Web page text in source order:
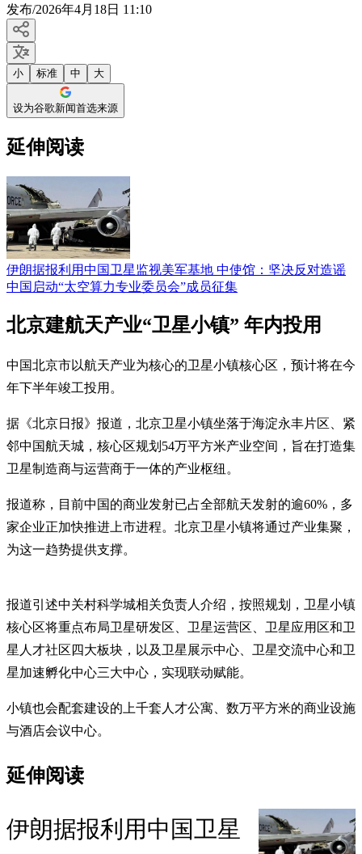
发布/2026年4月18日 11:10
小 标准 中 大
设为谷歌新闻首选来源
延伸阅读
伊朗据报利用中国卫星监视美军基地 中使馆：坚决反对造谣
中国启动“太空算力专业委员会”成员征集
北京建航天产业“卫星小镇” 年内投用
中国北京市以航天产业为核心的卫星小镇核心区，预计将在今
年下半年竣工投用。
据《北京日报》报道，北京卫星小镇坐落于海淀永丰片区、紧
邻中国航天城，核心区规划54万平方米产业空间，旨在打造集
卫星制造商与运营商于一体的产业枢纽。
报道称，目前中国的商业发射已占全部航天发射的逾60%，多
家企业正加快推进上市进程。北京卫星小镇将通过产业集聚，
为这一趋势提供支撑。
报道引述中关村科学城相关负责人介绍，按照规划，卫星小镇
核心区将重点布局卫星研发区、卫星运营区、卫星应用区和卫
星人才社区四大板块，以及卫星展示中心、卫星交流中心和卫
星加速孵化中心三大中心，实现联动赋能。
小镇也会配套建设的上千套人才公寓、数万平方米的商业设施
与酒店会议中心。
延伸阅读
伊朗据报利用中国卫星